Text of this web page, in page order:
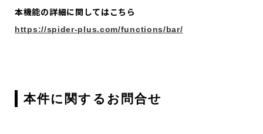
本機能の詳細に関してはこちら
https://spider-plus.com/functions/bar/
本件に関するお問合せ